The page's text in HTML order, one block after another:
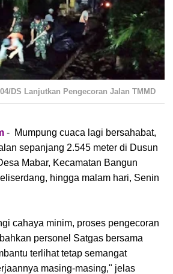
DS Lanjutkan Pengecoran Jalan TMMD
- Mumpung cuaca lagi bersahabat,
sepanjang 2.545 meter di Dusun
Mabar, Kecamatan Bangun
hingga malam hari, Senin
cahaya minim, proses pengecoran
personel Satgas bersama
terlihat tetap semangat
masing-masing," jelas